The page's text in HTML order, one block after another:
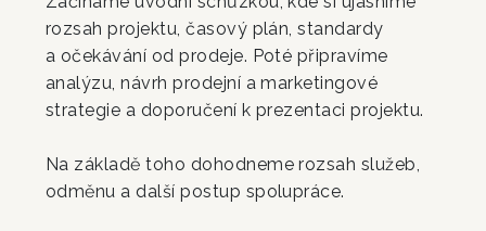
rozsah projektu, časový plán, standardy
a očekávání od prodeje. Poté připravíme
analýzu, návrh prodejní a marketingové
strategie a doporučení k prezentaci projektu.
Na základě toho dohodneme rozsah služeb,
odměnu a další postup spolupráce.